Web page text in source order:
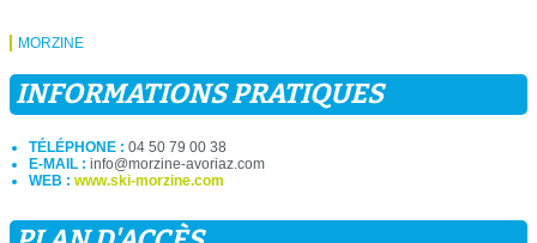
MORZINE
INFORMATIONS PRATIQUES
TÉLÉPHONE : 04 50 79 00 38
E-MAIL : info@morzine-avoriaz.com
WEB : www.ski-morzine.com